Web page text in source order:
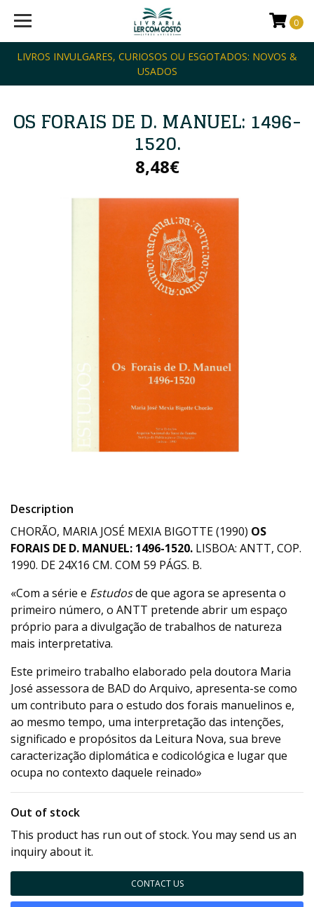
LIVROS INVULGARES, CURIOSOS OU ESGOTADOS: NOVOS &
USADOS
0
OS FORAIS DE D. MANUEL: 1496-
1520.
8,48€
Description
CHORÃO, MARIA JOSÉ MEXIA BIGOTTE (1990) OS
FORAIS DE D. MANUEL: 1496-1520. LISBOA: ANTT, COP.
1990. DE 24X16 CM. COM 59 PÁGS. B.
«Com a série e Estudosde que agora se apresenta o
primeiro número, o ANTT pretende abrir um espaço
próprio para a divulgação de trabalhos de natureza
mais interpretativa.
Este primeiro trabalho elaborado pela doutora Maria
José assessora de BAD do Arquivo, apresenta-se como
um contributo para o estudo dos forais manuelinos e,
ao mesmo tempo, uma interpretação das intenções,
significado e propósitos da Leitura Nova, sua breve
caracterização diplomática e codicológica e lugar que
ocupa no contexto daquele reinado»
Out of stock
This product has run out of stock. You may send us an
inquiry about it.
CONTACT US